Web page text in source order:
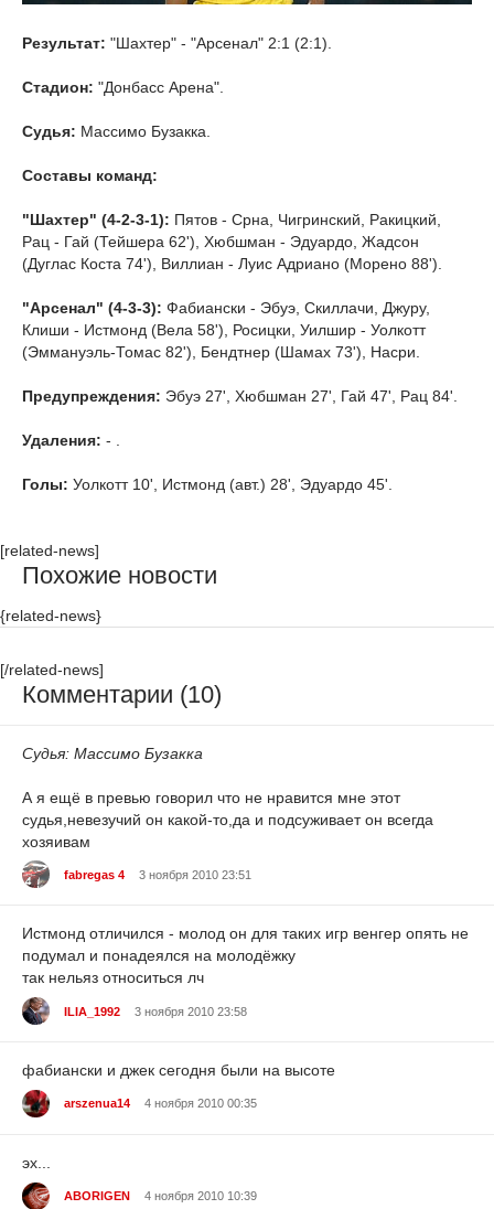
Результат: "Шахтер" - "Арсенал" 2:1 (2:1).
Стадион: "Донбасс Арена".
Судья: Массимо Бузакка.
Составы команд:
"Шахтер" (4-2-3-1): Пятов - Срна, Чигринский, Ракицкий,
Рац - Гай (Тейшера 62'), Хюбшман - Эдуардо, Жадсон
(Дуглас Коста 74'), Виллиан - Луис Адриано (Морено 88').
"Арсенал" (4-3-3): Фабиански - Эбуэ, Скиллачи, Джуру,
Клиши - Истмонд (Вела 58'), Росицки, Уилшир - Уолкотт
(Эммануэль-Томас 82'), Бендтнер (Шамах 73'), Насри.
Предупреждения: Эбуэ 27', Хюбшман 27', Гай 47', Рац 84'.
Удаления: - .
Голы: Уолкотт 10', Истмонд (авт.) 28', Эдуардо 45'.
[related-news]
Похожие новости
{related-news}
[/related-news]
Комментарии (10)
Судья: Массимо Бузакка
А я ещё в превью говорил что не нравится мне этот
судья,невезучий он какой-то,да и подсуживает он всегда
хозяивам
fabregas 4 3 ноября 2010 23:51
Истмонд отличился - молод он для таких игр венгер опять не
подумал и понадеялся на молодёжку
так нельяз относиться лч
ILIA_1992 3 ноября 2010 23:58
фабиански и джек сегодня были на высоте
arszenua14 4 ноября 2010 00:35
эх...
ABORIGEN 4 ноября 2010 10:39